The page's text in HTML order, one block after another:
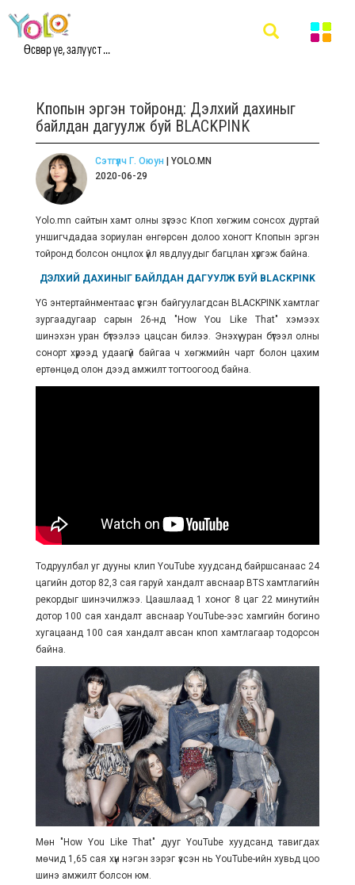
Өсвөр үе, залууст ...
Кпопын эргэн тойронд: Дэлхий дахиныг
байлдан дагуулж буй BLACKPINK
Сэтгүүлч Г. Оюун | YOLO.MN
2020-06-29
Yolo.mn сайтын хамт олны зүгээс Кпоп хөгжим сонсох дуртай
уншигчдадаа зориулан өнгөрсөн долоо хоногт Кпопын эргэн
тойронд болсон онцлох үйл явдлуудыг багцлан хүргэж байна.
ДЭЛХИЙ ДАХИНЫГ БАЙЛДАН ДАГУУЛЖ БУЙ BLACKPINK
YG энтертайнментаас үүсгэн байгуулагдсан BLACKPINK хамтлаг
зургаадугаар сарын 26-нд "How You Like That" хэмээх
шинэхэн уран бүтээлээ цацсан билээ. Энэхүү уран бүтээл олны
сонорт хүрээд удаагүй байгаа ч хөгжмийн чарт болон цахим
ертөнцөд олон дээд амжилт тогтоогоод байна.
Тодруулбал уг дууны клип YouTube хуудсанд байршсанаас 24
цагийн дотор 82,3 сая гаруй хандалт авснаар BTS хамтлагийн
рекордыг шинэчилжээ. Цаашлаад 1 хоног 8 цаг 22 минутийн
дотор 100 сая хандалт авснаар YouTube-ээс хамгийн богино
хугацаанд 100 сая хандалт авсан кпоп хамтлагаар тодорсон
байна.
Мөн "How You Like That" дууг YouTube хуудсанд тавигдах
мөчид 1,65 сая хүн нэгэн зэрэг үзсэн нь YouTube-ийн хувьд цоо
шинэ амжилт болсон юм.